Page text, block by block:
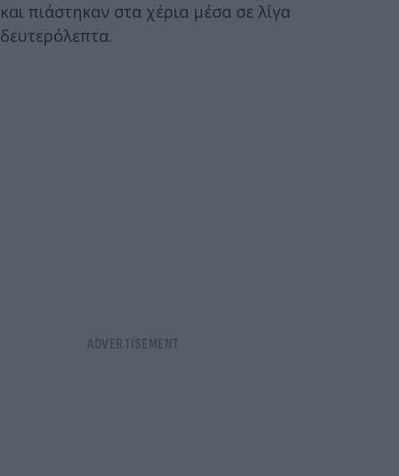
και πιάστηκαν στα χέρια μέσα σε λίγα
δευτερόλεπτα.